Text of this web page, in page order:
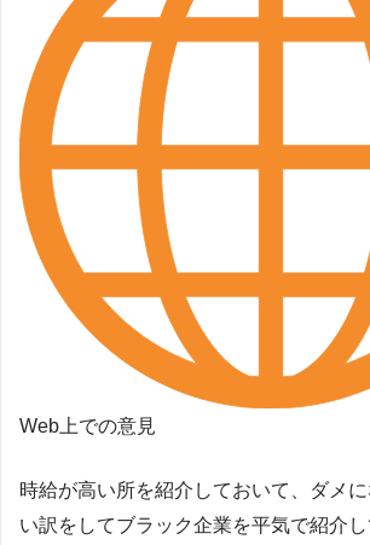
Web上での意見
時給が高い所を紹介しておいて、ダメ
い訳をしてブラック企業を平気で紹介